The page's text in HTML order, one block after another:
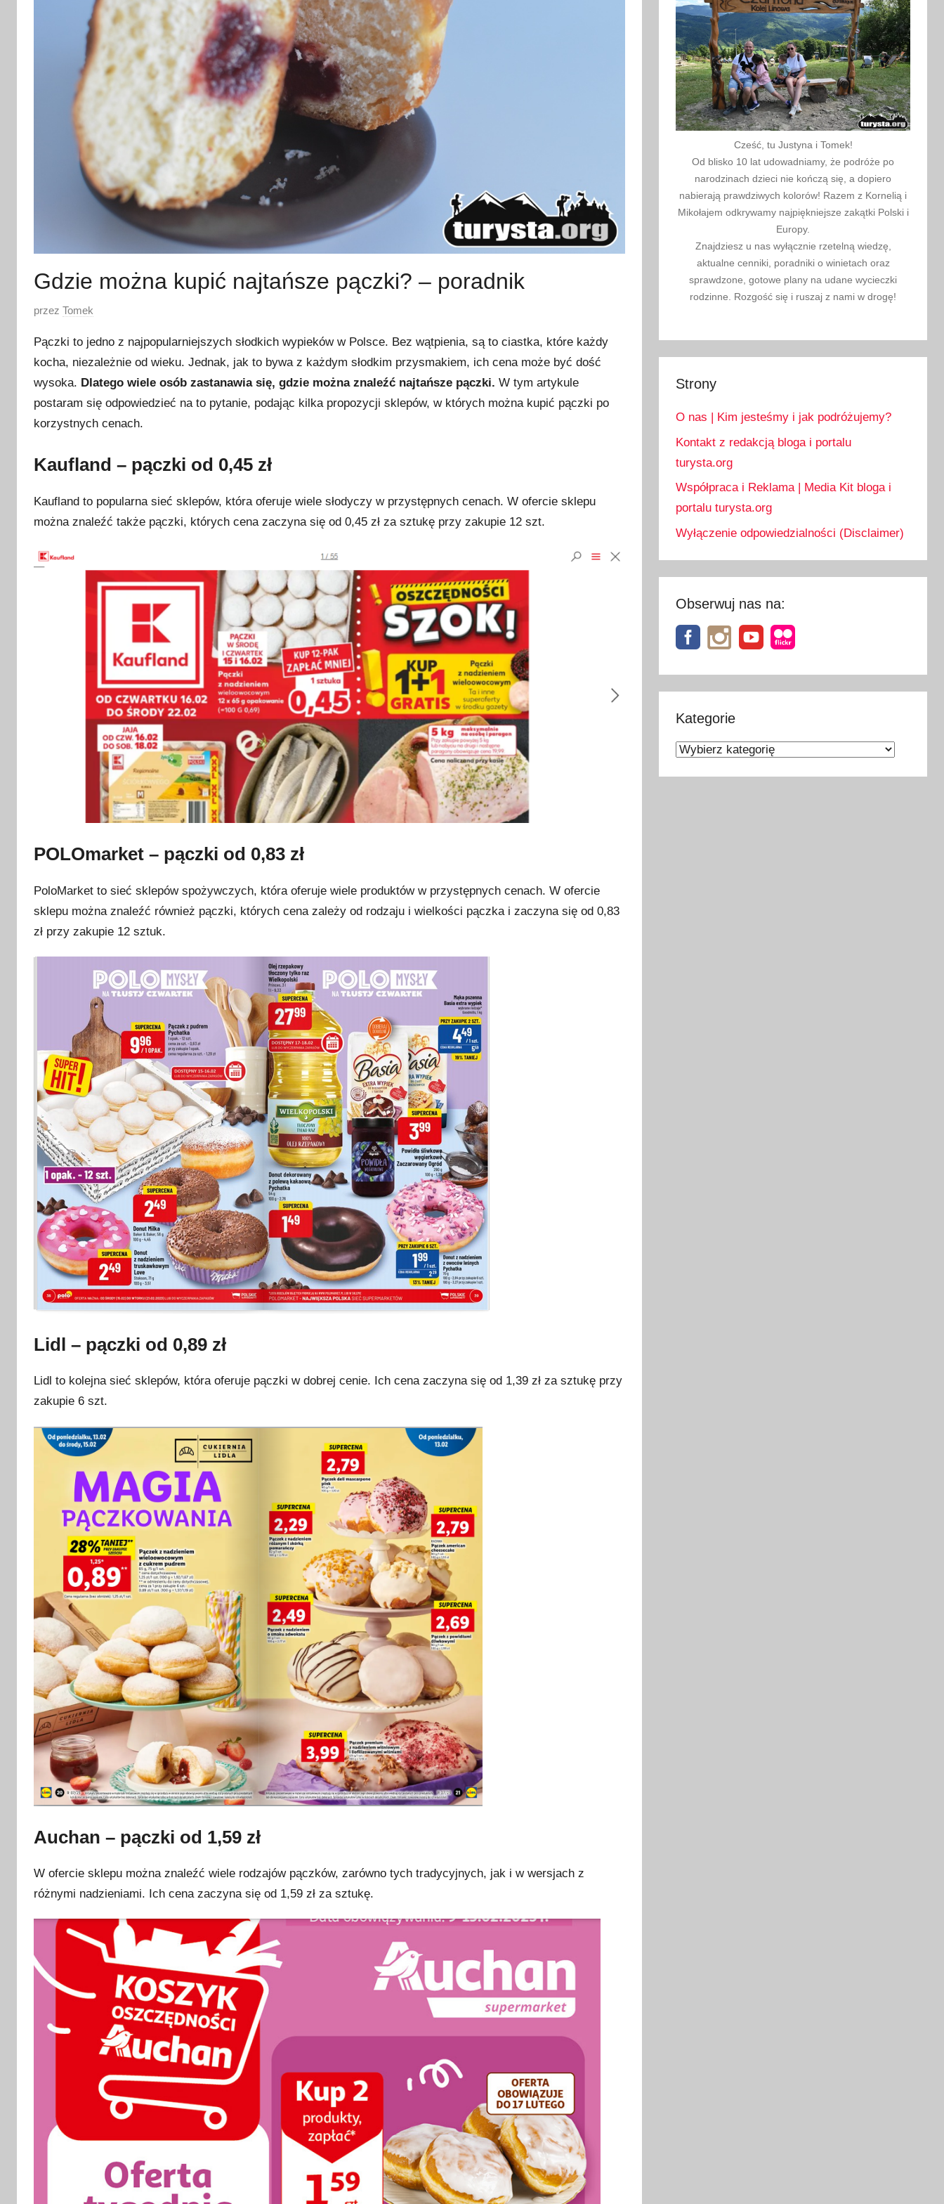
Gdzie można kupić najtańsze pączki? – poradnik
O
u
b
l
i
k
w
a
1
l
przez Tomek
Pączki to jedno z najpopularniejszych słodkich wypieków w Polsce. Bez wątpienia, są to ciastka, które każdy
kocha, niezależnie od wieku. Jednak, jak to bywa z każdym słodkim przysmakiem, ich cena może być dość
wysoka. Dlatego wiele osób zastanawia się, gdzie można znaleźć najtańsze pączki. W tym artykule
postaram się odpowiedzieć na to pytanie, podając kilka propozycji sklepów, w których można kupić pączki po
korzystnych cenach.
Kaufland – pączki od 0,45 zł
Kaufland to popularna sieć sklepów, która oferuje wiele słodyczy w przystępnych cenach. W ofercie sklepu
można znaleźć także pączki, których cena zaczyna się od 0,45 zł za sztukę przy zakupie 12 szt.
POLOmarket – pączki od 0,83 zł
PoloMarket to sieć sklepów spożywczych, która oferuje wiele produktów w przystępnych cenach. W ofercie
sklepu można znaleźć również pączki, których cena zależy od rodzaju i wielkości pączka i zaczyna się od 0,83
zł przy zakupie 12 sztuk.
Lidl – pączki od 0,89 zł
Lidl to kolejna sieć sklepów, która oferuje pączki w dobrej cenie. Ich cena zaczyna się od 1,39 zł za sztukę przy
zakupie 6 szt.
Auchan – pączki od 1,59 zł
W ofercie sklepu można znaleźć wiele rodzajów pączków, zarówno tych tradycyjnych, jak i w wersjach z
różnymi nadzieniami. Ich cena zaczyna się od 1,59 zł za sztukę.
Cześć, tu Justyna i Tomek!
Od blisko 10 lat udowadniamy, że podróże po
narodzinach dzieci nie kończą się, a dopiero
nabierają prawdziwych kolorów! Razem z Kornelią i
Mikołajem odkrywamy najpiękniejsze zakątki Polski i
Europy.
Znajdziesz u nas wyłącznie rzetelną wiedzę,
aktualne cenniki, poradniki o winietach oraz
sprawdzone, gotowe plany na udane wycieczki
rodzinne. Rozgość się i ruszaj z nami w drogę!
Strony
O nas | Kim jesteśmy i jak podróżujemy?
Kontakt z redakcją bloga i portalu
turysta.org
Współpraca i Reklama | Media Kit bloga i
portalu turysta.org
Wyłączenie odpowiedzialności (Disclaimer)
Obserwuj nas na:
Kategorie
Kategorie